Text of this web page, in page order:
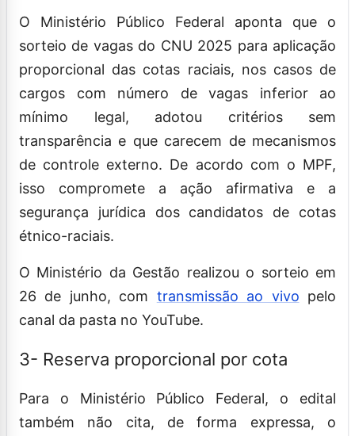
O Ministério Público Federal aponta que o
sorteio de vagas do CNU 2025 para aplicação
proporcional das cotas raciais, nos casos de
cargos com número de vagas inferior ao
mínimo legal, adotou critérios sem
transparência e que carecem de mecanismos
de controle externo. De acordo com o MPF,
isso compromete a ação afirmativa e a
segurança jurídica dos candidatos de cotas
étnico-raciais.
O Ministério da Gestão realizou o sorteio em
26 de junho, com transmissão ao vivo pelo
canal da pasta no YouTube.
3- Reserva proporcional por cota
Para o Ministério Público Federal, o edital
também não cita, de forma expressa, o